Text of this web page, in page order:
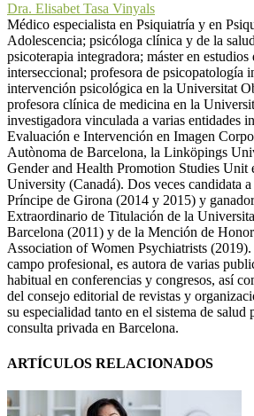
Dra. Elisabet Tasa Vinyals
Médico especialista en Psiquiatría y en
Adolescencia; psicóloga clínica y de la
psicoterapia integradora; máster en estudios
interseccional; profesora de psicopatología
intervención psicológica en la Universitat
profesora clínica de medicina en la
investigadora vinculada a varias entidades
Evaluación e Intervención en Imagen
Autònoma de Barcelona, la Linköpings
Gender and Health Promotion Studies Unit
University (Canadá). Dos veces candidata
Príncipe de Girona (2014 y 2015) y
Extraordinario de Titulación de la
Barcelona (2011) y de la Mención de
Association of Women Psychiatrists (2019).
campo profesional, es autora de varias
habitual en conferencias y congresos, así
del consejo editorial de revistas y
su especialidad tanto en el sistema de salud
consulta privada en Barcelona.
ARTÍCULOS RELACIONADOS